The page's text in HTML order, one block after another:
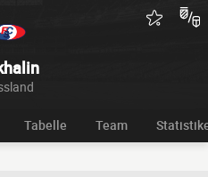
Tabelle Team